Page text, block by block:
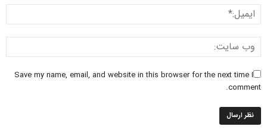
Save my name, email, and website in this browser for the next time I
comment.